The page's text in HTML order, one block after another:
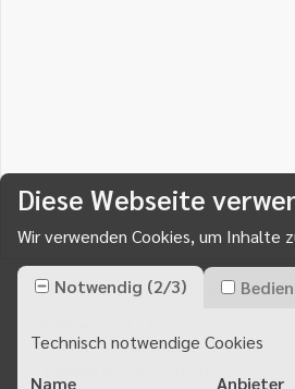
Gemeinde Durmersheim
76448Durmersheim
Diese Webseite
Wir verwenden Cookies, um Inhalte
Notwendig (2/3)
Technisch notwendige Cookies
Name
Anbieter